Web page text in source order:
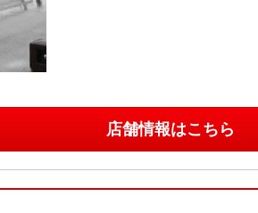
店舗情報はこちら